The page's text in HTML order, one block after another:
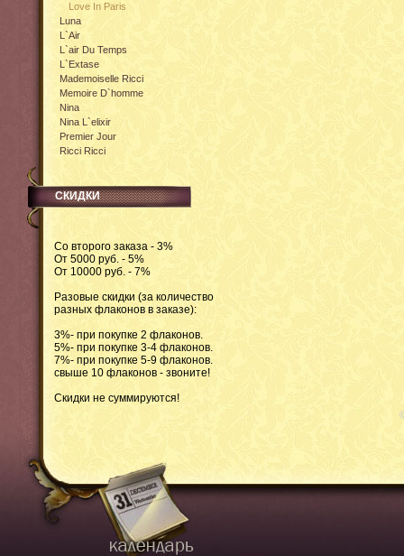
Love In Paris
Luna
L`Air
L`air Du Temps
L`Extase
Mademoiselle Ricci
Memoire D`homme
Nina
Nina L`elixir
Premier Jour
Ricci Ricci
СКИДКИ
Со второго заказа - 3%
От 5000 руб. - 5%
От 10000 руб. - 7%
Разовые скидки (за количество
разных флаконов в заказе):
3%- при покупке 2 флаконов.
5%- при покупке 3-4 флаконов.
7%- при покупке 5-9 флаконов.
свыше 10 флаконов - звоните!
Скидки не суммируются!